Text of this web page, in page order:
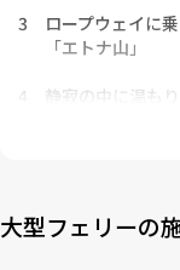
3
ロープウェイに
「エトナ山」
4
静寂の中に温も
羊の群れに遭遇
大型フェリーの